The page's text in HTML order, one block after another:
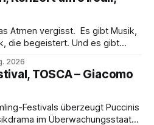
vergisst. Es gibt Musik,
die begeistert. Und es gibt
Kurhaus Wiesbaden, an dem
d-Moll op. 15 mit
2026
TOSCA – Giacomo
Festivals überzeugt Puccinis
im Überwachungsstaat